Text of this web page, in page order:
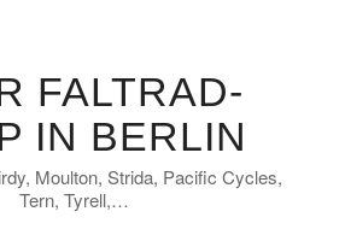
FALTRAD-
IN BERLIN
Moulton, Strida, Pacific Cycles,
Tern, Tyrell,…